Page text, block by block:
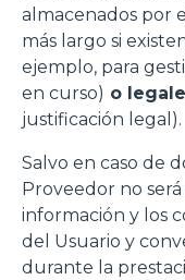
almacenados por
más largo si
ejemplo, para
en curso) o
justificación legal).
Salvo en caso de
Proveedor no
información y los
del Usuario y
durante la